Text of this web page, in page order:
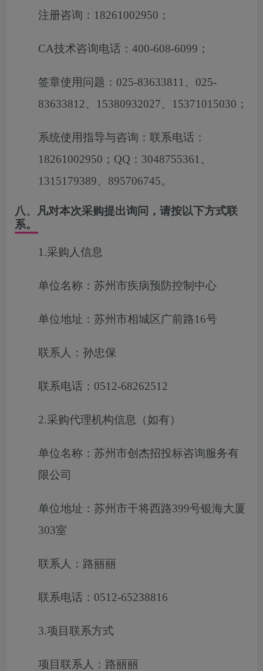
注册咨询： 18261002950 ；
CA技术咨询电话： 400-608-6099 ；
签章使用问题： 025-83633811 、 025-
83633812、 15380932027、 15371015030 ；
系统使用指导与咨询：联系电话：
18261002950 ； QQ ： 3048755361 、
1315179389、 895706745。
八、凡对本次采购提出询问，请按以下方式联
系。
1.采购人信息
单位名称：苏州市疾病预防控制中心
单位地址：苏州市相城区广前路16号
联系人：孙忠保
联系电话：0512-68262512
2.采购代理机构信息（如有）
单位名称：苏州市创杰招投标咨询服务有
限公司
单位地址：苏州市干将西路399号银海大厦
303室
联系人：路丽丽
联系电话：0512-65238816
3.项目联系方式
项目联系人：路丽丽